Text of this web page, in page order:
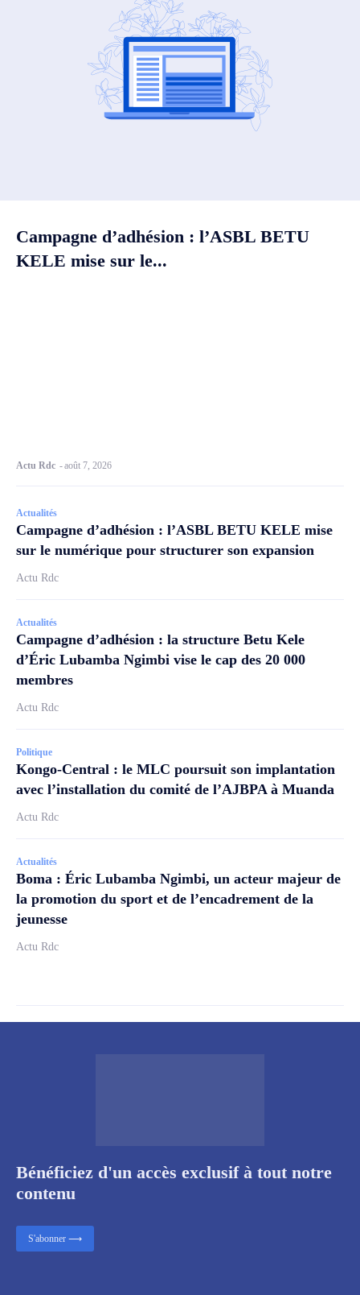
Campagne d’adhésion : l’ASBL BETU
KELE mise sur le...
Actu Rdc -août 7, 2026
Actualités
Campagne d’adhésion : l’ASBL BETU KELE mise
sur le numérique pour structurer son expansion
Actu Rdc
Actualités
Campagne d’adhésion : la structure Betu Kele
d’Éric Lubamba Ngimbi vise le cap des 20 000
membres
Actu Rdc
Politique
Kongo-Central : le MLC poursuit son implantation
avec l’installation du comité de l’AJBPA à Muanda
Actu Rdc
Actualités
Boma : Éric Lubamba Ngimbi, un acteur majeur de
la promotion du sport et de l’encadrement de la
jeunesse
Actu Rdc
Bénéficiez d'un accès exclusif à tout notre
contenu
S'abonner ⟶